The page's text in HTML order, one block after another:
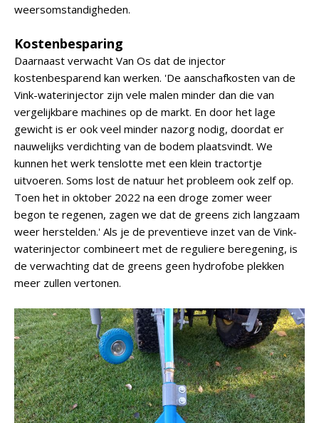
weersomstandigheden.
Kostenbesparing
Daarnaast verwacht Van Os dat de injector
kostenbesparend kan werken. 'De aanschafkosten van de
Vink-waterinjector zijn vele malen minder dan die van
vergelijkbare machines op de markt. En door het lage
gewicht is er ook veel minder nazorg nodig, doordat er
nauwelijks verdichting van de bodem plaatsvindt. We
kunnen het werk tenslotte met een klein tractortje
uitvoeren. Soms lost de natuur het probleem ook zelf op.
Toen het in oktober 2022 na een droge zomer weer
begon te regenen, zagen we dat de greens zich langzaam
weer herstelden.' Als je de preventieve inzet van de Vink-
waterinjector combineert met de reguliere beregening, is
de verwachting dat de greens geen hydrofobe plekken
meer zullen vertonen.